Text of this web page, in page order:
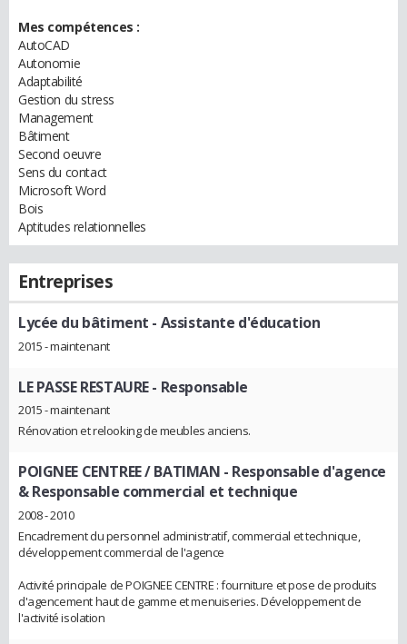
Mes compétences :
AutoCAD
Autonomie
Adaptabilité
Gestion du stress
Management
Bâtiment
Second oeuvre
Sens du contact
Microsoft Word
Bois
Aptitudes relationnelles
Entreprises
Lycée du bâtiment - Assistante d'éducation
2015 - maintenant
LE PASSE RESTAURE- Responsable
2015 - maintenant
Rénovation et relooking de meubles anciens.
POIGNEE CENTREE / BATIMAN - Responsable d'agence
& Responsable commercial et technique
2008 - 2010
Encadrement du personnel administratif, commercial et technique,
développement commercial de l'agence
Activité principale de POIGNEE CENTRE : fourniture et pose de produits
d'agencement haut de gamme et menuiseries. Développement de
l'activité isolation